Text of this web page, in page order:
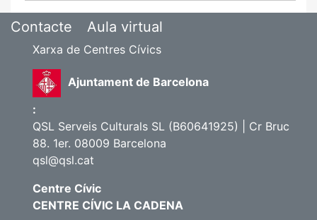
Contacte Aula virtual
Xarxa de Centres Cívics
Ajuntament de Barcelona
:
QSL Serveis Culturals SL (B60641925) | Cr Bruc
88. 1er. 08009 Barcelona
qsl@qsl.cat
Centre Cívic
CENTRE CÍVIC LA CADENA